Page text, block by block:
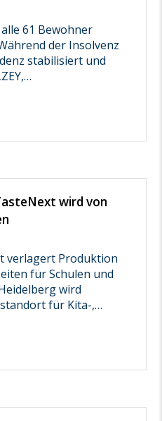
61 Bewohner
der Insolvenz
stabilisiert und
wird von
verlagert Produktion
für Schulen und
wird
für Kita-,…